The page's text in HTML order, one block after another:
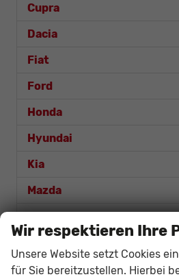
Cupra
Dacia
Fiat
Ford
Honda
Hyundai
Kia
Mazda
Mercedes-Benz
Nissan
Wir respektieren Ihre
Unsere Website setzt Cookies
für Sie bereitzustellen. Hierbei